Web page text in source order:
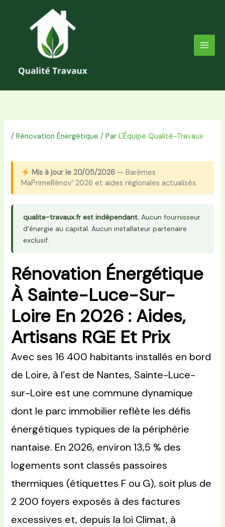
/Rénovation Énergétique / ParL'Équipe Qualité-Travaux
Mis à jour le 20/05/2026 — Barèmes
MaPrimeRénov’ 2026 et aides régionales actualisés.
qualite-travaux.fr est indépendant. Aucun fournisseur
d’énergie au capital. Aucun installateur partenaire
exclusif.
Rénovation Énergétique
À Sainte-Luce-Sur-
Loire En 2026 : Aides,
Artisans RGE Et Prix
Avec ses 16 400 habitants installés en bord
de Loire, à l’est de Nantes, Sainte-Luce-
sur-Loire est une commune dynamique
dont le parc immobilier reflète les défis
énergétiques typiques de la périphérie
nantaise. En 2026, environ 13,5 % des
logements sont classés passoires
thermiques (étiquettes F ou G), soit plus de
2 200 foyers exposés à des factures
excessives et, depuis la loi Climat, à